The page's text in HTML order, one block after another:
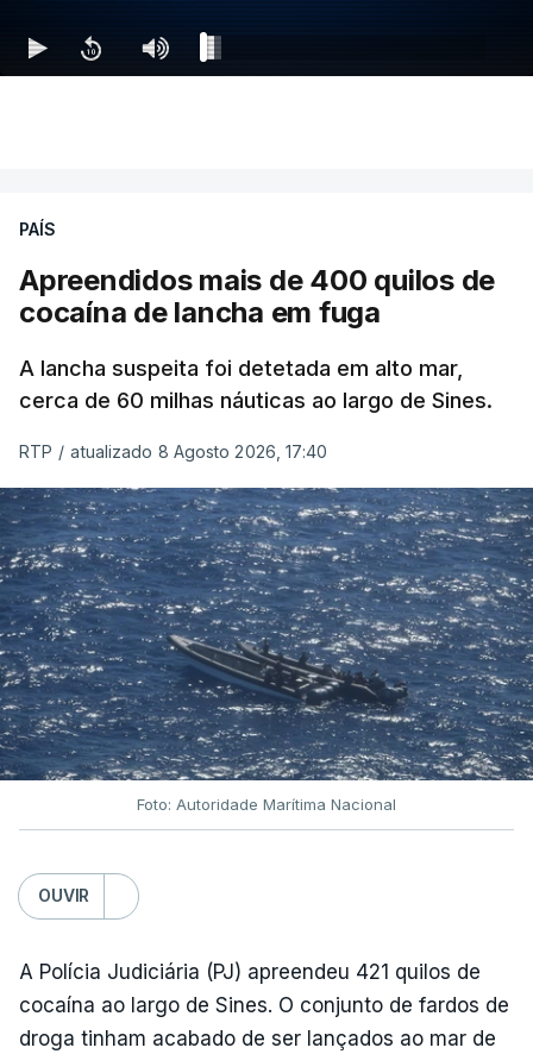
PAÍS
Apreendidos mais de 400 quilos de
cocaína de lancha em fuga
A lancha suspeita foi detetada em alto mar,
cerca de 60 milhas náuticas ao largo de Sines.
RTP / atualizado 8 Agosto 2026, 17:40
Foto: Autoridade Marítima Nacional
OUVIR
A Polícia Judiciária (PJ) apreendeu 421 quilos de
cocaína ao largo de Sines. O conjunto de fardos de
droga tinham acabado de ser lançados ao mar de